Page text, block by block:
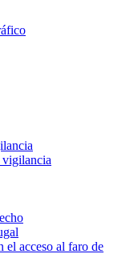
vigilancia
el acceso al faro de